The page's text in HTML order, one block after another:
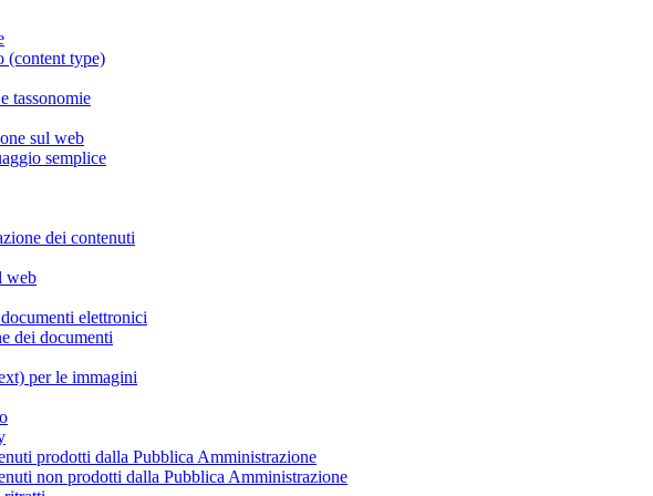
(content type)
tassonomie
sul web
semplice
dei contenuti
web
elettronici
dei documenti
per le immagini
prodotti dalla Pubblica Amministrazione
non prodotti dalla Pubblica Amministrazione